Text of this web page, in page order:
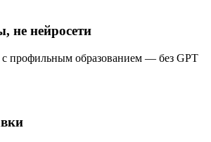
не нейросети
профильным образованием — без GPT